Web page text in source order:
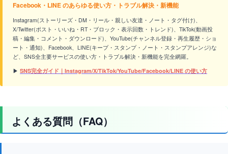
Facebook・LINE のあらゆる使い方・トラブル解決・新機能
Instagram(ストーリーズ・DM・リール・親しい友達・ノート・タグ付け)、
X/Twitter(ポスト・いいね・RT・ブロック・表示回数・トレンド)、TikTok(動画投
稿・編集・コメント・ダウンロード)、YouTube(チャンネル登録・再生履歴・ショ
ート・通知)、Facebook、LINE(キープ・スタンプ・ノート・スタンプアレンジ)な
ど、SNS全主要サービスの使い方・トラブル解決・新機能を完全網羅。
▶ SNS完全ガイド｜Instagram/X/TikTok/YouTube/Facebook/LINE の使い方
よくある質問（FAQ）